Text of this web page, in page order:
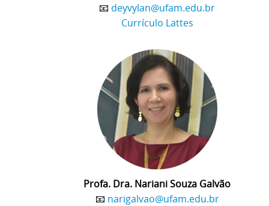
📧 deyvylan@ufam.edu.br
Currículo Lattes
Profa. Dra. Nariani Souza Galvão
📧 narigalvao@ufam.edu.br